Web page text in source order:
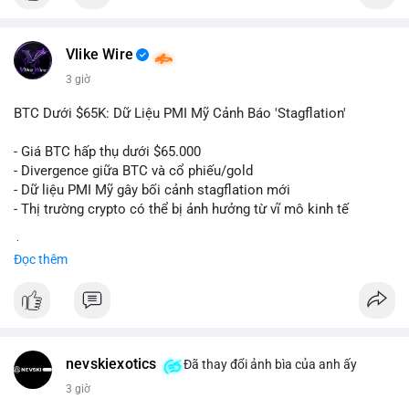
#vlikevn #titanbot
📰 Nguồn: Cointelegraph
Vlike Wire
3 giờ
BTC Dưới $65K: Dữ Liệu PMI Mỹ Cảnh Báo 'Stagflation'
- Giá BTC hấp thụ dưới $65.000
- Divergence giữa BTC và cổ phiếu/gold
- Dữ liệu PMI Mỹ gây bối cảnh stagflation mới
- Thị trường crypto có thể bị ảnh hưởng từ vĩ mô kinh tế
Đọc thêm
nevskiexotics Đã thay đổi ảnh bìa của anh ấy
3 giờ